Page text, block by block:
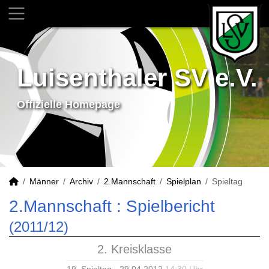
Luisenthaler SV e.V.
Offizielle Homepage
Männer Archiv 2.Mannschaft Spielplan Spieltag
2.Mannschaft : Spielbericht
(2011/12)
2. Kreisklasse